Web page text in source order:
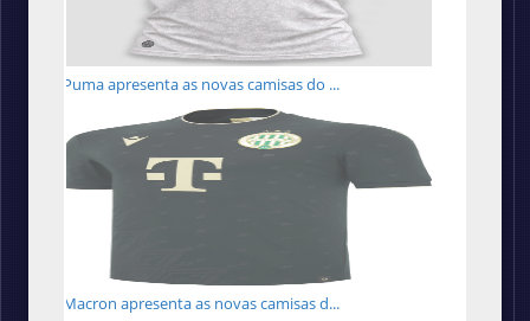
Puma apresenta as novas camisas do ...
Macron apresenta as novas camisas d...